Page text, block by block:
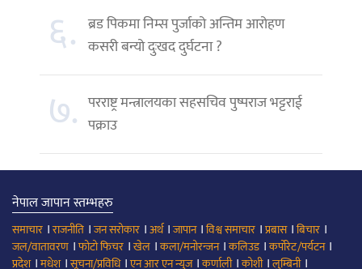
६. ब्रड पिकमा निम्स पुर्जाको अन्तिम आरोहण
कसरी बन्यो दुःखद दुर्घटना ?
७. परराष्ट्र मन्त्रालयका सहसचिव पुष्पराज भट्टराई
पक्राउ
नेपाल जापान स्तम्भहरु
समाचार ।राजनीति ।जन सरोकार ।अर्थ।जापान।विश्व समाचार ।प्रबास।बिचार ।
जल/वातावरण ।फोटो फिचर ।खेल ।कला/मनोरन्जन।कलिउड।कर्पोरेट/पर्यटन।
प्रदेश।मधेश।सूचना/प्रविधि।एन आर एन न्युज।कर्णाली।कोशी।लुम्बिनी।